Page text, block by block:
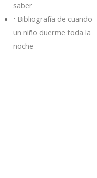
saber
Bibliografía de cuando
un niño duerme toda la
noche